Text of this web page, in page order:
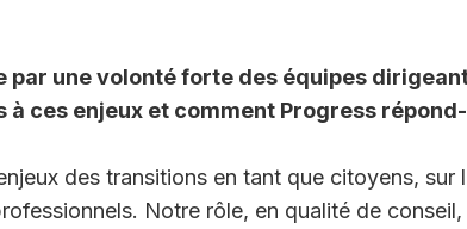
une volonté forte des équipes
ces enjeux et comment Progress
des transitions en tant que citoyens, sur
Notre rôle, en qualité de